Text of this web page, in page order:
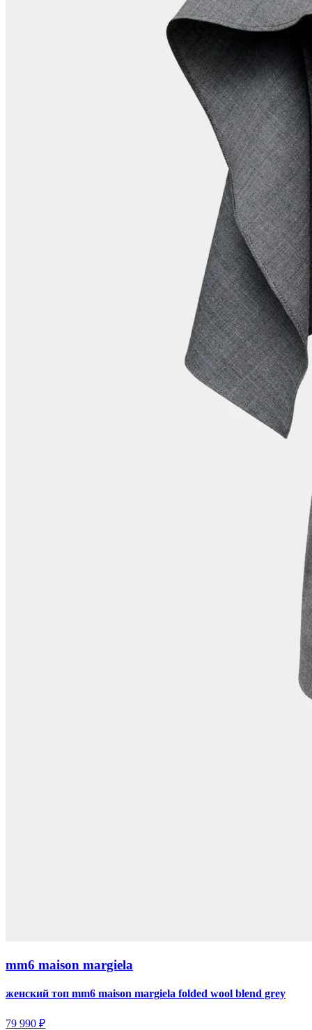
mm6 maison margiela
женский топ mm6 maison margiela folded wool blend grey
79 990 ₽